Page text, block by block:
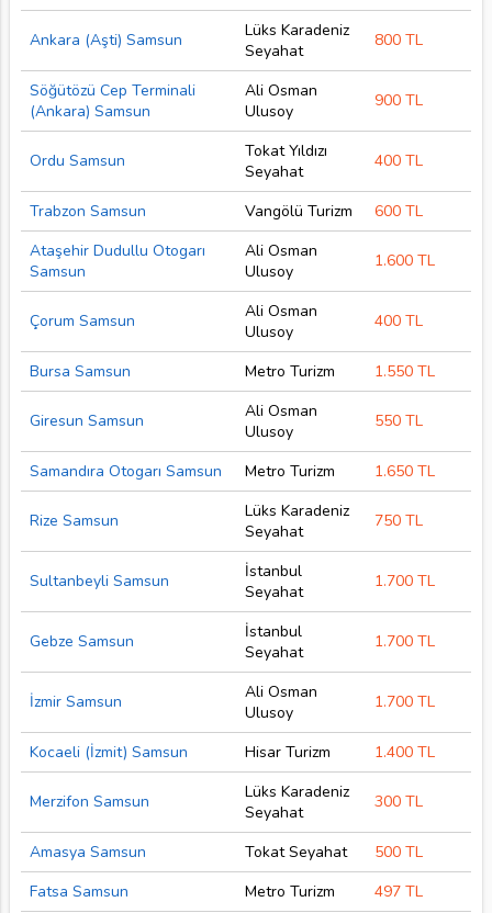
Ankara (Aşti) Samsun
Lüks Karadeniz
Seyahat
800 TL
Söğütözü Cep Terminali
(Ankara) Samsun
Ali Osman
Ulusoy
900 TL
Ordu Samsun
Tokat Yıldızı
Seyahat
400 TL
Trabzon Samsun Vangölü Turizm
600 TL
Ataşehir Dudullu Otogarı
Samsun
Ali Osman
Ulusoy
1.600 TL
Çorum Samsun
Ali Osman
Ulusoy
400 TL
Bursa Samsun Metro Turizm 1.550 TL
Giresun Samsun
Ali Osman
Ulusoy
550 TL
Samandıra Otogarı Samsun Metro Turizm 1.650 TL
Rize Samsun
Lüks Karadeniz
Seyahat
750 TL
Sultanbeyli Samsun
İstanbul
Seyahat
1.700 TL
Gebze Samsun
İstanbul
Seyahat
1.700 TL
İzmir Samsun
Ali Osman
Ulusoy
1.700 TL
Kocaeli (İzmit) Samsun Hisar Turizm 1.400 TL
Merzifon Samsun
Lüks Karadeniz
Seyahat
300 TL
Amasya Samsun Tokat Seyahat
500 TL
Fatsa Samsun
Metro Turizm 497 TL